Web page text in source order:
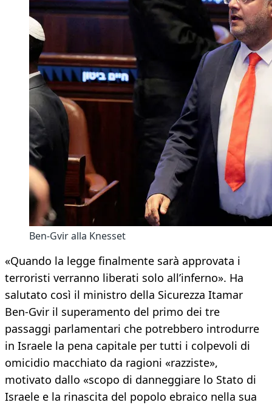
Ben-Gvir alla Knesset
«Quando la legge finalmente sarà approvata i
terroristi verranno liberati solo all’inferno». Ha
salutato così il ministro della Sicurezza Itamar
Ben-Gvir il superamento del primo dei tre
passaggi parlamentari che potrebbero introdurre
in Israele la pena capitale per tutti i colpevoli di
omicidio macchiato da ragioni «razziste»,
motivato dallo «scopo di danneggiare lo Stato di
Israele e la rinascita del popolo ebraico nella sua